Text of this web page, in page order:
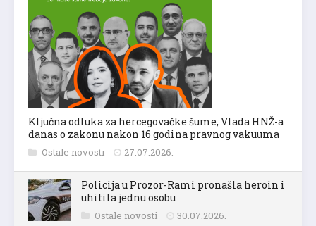
Ključna odluka za hercegovačke šume, Vlada HNŽ-a
danas o zakonu nakon 16 godina pravnog vakuuma
Ostale novosti 27.07.2026.
Policija u Prozor-Rami pronašla heroin i
uhitila jednu osobu
Ostale novosti 30.07.2026.